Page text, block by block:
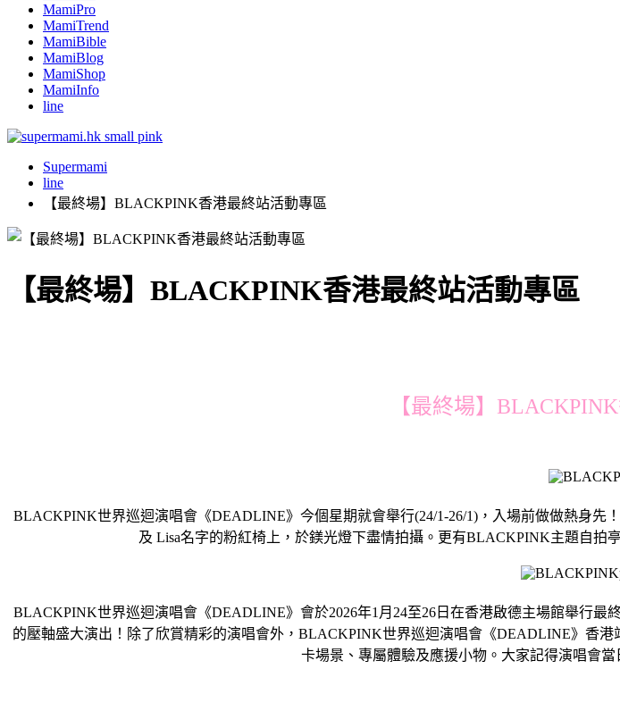
MamiPro
MamiTrend
MamiBible
MamiBlog
MamiShop
MamiInfo
line
Supermami
line
【最終場】BLACKPINK香港最終站活動專區
【最終場】BLACKPINK香港最終站活動專區
【最終場】
BLACKPINK世界巡迴演唱會《DEADLINE》今個星期就會舉行(24/1-26/1)，入場前做做熱身先
及 Lisa名字的粉紅椅上，於鎂光燈下盡情拍攝。更有BLACKPINK主題自
BLACKPINK世界巡迴演唱會《DEADLINE》會於2026年1月24至26日在香港啟德主場館舉行
的壓軸盛大演出！除了欣賞精彩的演唱會外，BLACKPINK世界巡迴演唱會《DEADLINE》香
卡場景、專屬體驗及應援小物。大家記得演唱會